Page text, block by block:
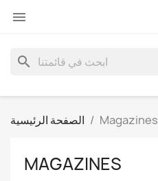

search
الصفحة الرئيسية Magazines
MAGAZINES